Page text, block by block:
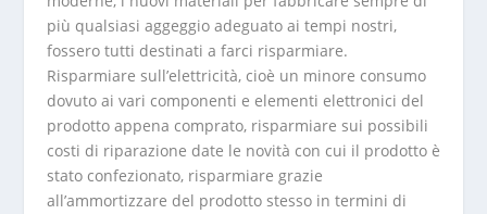
più qualsiasi aggeggio adeguato ai tempi nostri,
fossero tutti destinati a farci risparmiare.
Risparmiare sull’elettricità, cioè un minore consumo
dovuto ai vari componenti e elementi elettronici del
prodotto appena comprato, risparmiare sui possibili
costi di riparazione date le novità con cui il prodotto è
stato confezionato, risparmiare grazie
all’ammortizzare del prodotto stesso in termini di